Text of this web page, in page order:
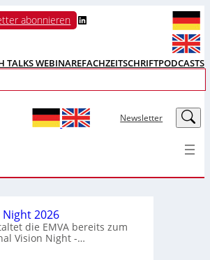
abonnieren LinkedIn
TALKS WEBINAREFACHZEITSCHRIFTPODCASTS
Newsletter LinkedIn
2026
die EMVA bereits zum
Vision Night -…